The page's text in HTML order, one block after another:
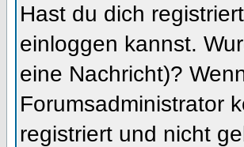
Hast du dich
einloggen kannst.
eine Nachricht)?
Forumsadministrator
registriert und nicht